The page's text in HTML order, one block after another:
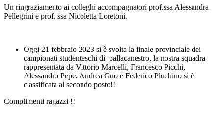
Un ringraziamento ai colleghi accompagnatori prof.ssa Alessandra
Pellegrini e prof. ssa Nicoletta Loretoni.
Oggi 21 febbraio 2023 si è svolta la finale provinciale dei
campionati studenteschi di pallacanestro, la nostra squadra
rappresentata da Vittorio Marcelli, Francesco Picchi,
Alessandro Pepe, Andrea Guo e Federico Pluchino si è
classificata al secondo posto!!
Complimenti ragazzi !!